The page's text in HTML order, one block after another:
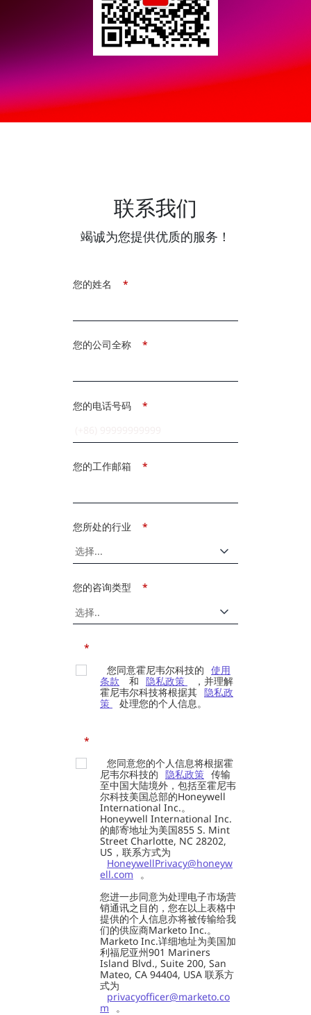
联系我们
竭诚为您提供优质的服务！
*
您的姓名
*
您的公司全称
*
您的电话号码
*
您的工作邮箱
*
您所处的行业
*
您的咨询类型
*
您同意霍尼韦尔科技的 使用
条款
和 隐私政策
，并理解
霍尼韦尔科技将根据其 隐私政
策
处理您的个人信息。
*
您同意您的个人信息将根据霍
尼韦尔科技的 隐私政策 传输
至中国大陆境外，包括至霍尼韦
尔科技美国总部的Honeywell
International Inc.。
Honeywell International Inc.
的邮寄地址为美国855 S. Mint
Street Charlotte, NC 28202,
US，联系方式为
HoneywellPrivacy@honeyw
ell.com
。
您进一步同意为处理电子市场营
销通讯之目的，您在以上表格中
提供的个人信息亦将被传输给我
们的供应商Marketo Inc.。
Marketo Inc.详细地址为美国加
利福尼亚州901 Mariners
Island Blvd., Suite 200, San
Mateo, CA 94404, USA 联系方
式为
privacyofficer@marketo.co
m 。